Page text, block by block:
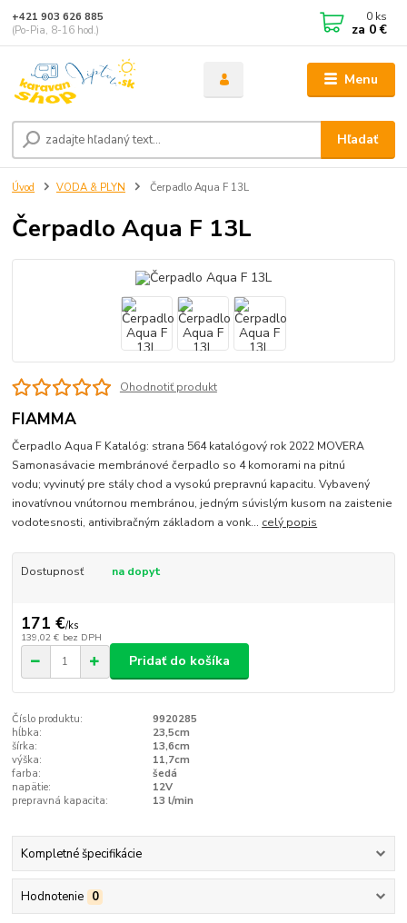
Menu
Hľadať
+421 903 626 885
(Po-Pia, 8-16 hod.)
0 ks
za 0 €
Úvod VODA & PLYN Čerpadlo Aqua F 13L
Čerpadlo Aqua F 13L
Ohodnotiť produkt
FIAMMA
Čerpadlo Aqua F Katalóg: strana 564 katalógový rok 2022 MOVERA
Samonasávacie membránové čerpadlo so 4 komorami na pitnú
vodu; vyvinutý pre stály chod a vysokú prepravnú kapacitu. Vybavený
inovatívnou vnútornou membránou, jedným súvislým kusom na zaistenie
vodotesnosti, antivibračným základom a vonk... celý popis
Dostupnosť na dopyt
171 €/ks
139,02 € bez DPH
Pridať do košíka
Číslo produktu:
9920285
hĺbka:
23,5cm
šírka:
13,6cm
výška:
11,7cm
farba:
šedá
napätie:
12V
prepravná kapacita:
13 l/min
Kompletné špecifikácie
Hodnotenie 0